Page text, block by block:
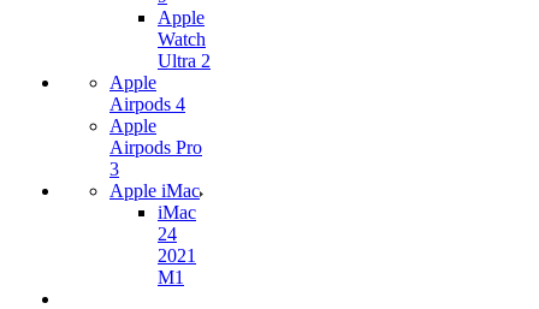
Apple
Watch
Ultra 2
Apple
Airpods 4
Apple
Airpods Pro
3
Apple iMac
iMac
24
2021
M1